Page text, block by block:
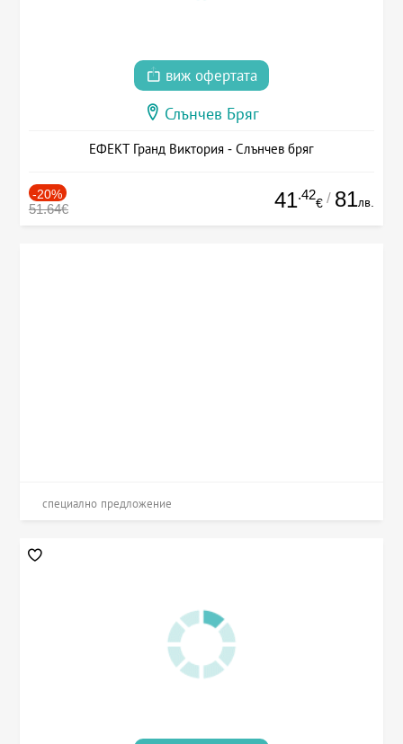
виж офертата
Слънчев Бряг
ЕФЕКТ Гранд Виктория - Слънчев бряг
-20%
51.64€ 41.42
€ / 81лв.
специално предложение